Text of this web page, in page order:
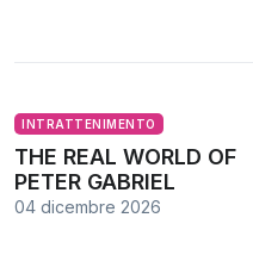
INTRATTENIMENTO
THE REAL WORLD OF
PETER GABRIEL
04 dicembre 2026